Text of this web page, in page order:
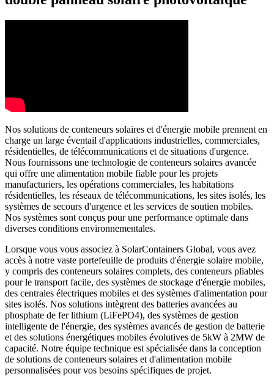
Nos solutions de conteneurs solaires et d'énergie mobile prennent en
charge un large éventail d'applications industrielles, commerciales,
résidentielles, de télécommunications et de situations d'urgence.
Nous fournissons une technologie de conteneurs solaires avancée
qui offre une alimentation mobile fiable pour les projets
manufacturiers, les opérations commerciales, les habitations
résidentielles, les réseaux de télécommunications, les sites isolés, les
systèmes de secours d'urgence et les services de soutien mobiles.
Nos systèmes sont conçus pour une performance optimale dans
diverses conditions environnementales.
Lorsque vous vous associez à SolarContainers Global, vous avez
accès à notre vaste portefeuille de produits d'énergie solaire mobile,
y compris des conteneurs solaires complets, des conteneurs pliables
pour le transport facile, des systèmes de stockage d'énergie mobiles,
des centrales électriques mobiles et des systèmes d'alimentation pour
sites isolés. Nos solutions intègrent des batteries avancées au
phosphate de fer lithium (LiFePO4), des systèmes de gestion
intelligente de l'énergie, des systèmes avancés de gestion de batterie
et des solutions énergétiques mobiles évolutives de 5kW à 2MW de
capacité. Notre équipe technique est spécialisée dans la conception
de solutions de conteneurs solaires et d'alimentation mobile
personnalisées pour vos besoins spécifiques de projet.